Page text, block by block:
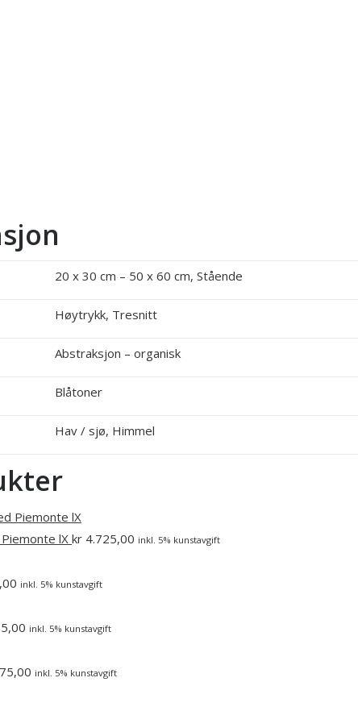
20 x 30 cm – 50 x 60 cm, Stående
Høytrykk, Tresnitt
Abstraksjon – organisk
Blåtoner
Hav / sjø, Himmel
lX kr 4.725,00 inkl. 5% kunstavgift
inkl. 5% kunstavgift
inkl. 5% kunstavgift
inkl. 5% kunstavgift